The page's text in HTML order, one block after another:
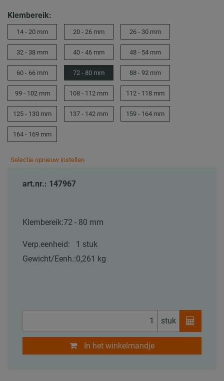
Klembereik:
14 - 20 mm 20 - 26 mm 26 - 30 mm
32 - 38 mm 40 - 46 mm 48 - 54 mm
60 - 66 mm 72 - 80 mm 88 - 92 mm
99 - 102 mm 108 - 112 mm 112 - 118 mm
125 - 130 mm 137 - 142 mm 159 - 164 mm
164 - 169 mm
Selectie opnieuw instellen
art.nr.: 147967
Klembereik:72 - 80 mm
Verp.eenheid:
1 stuk
Gewicht/Eenh.:0,261 kg
stuk
In het winkelmandje